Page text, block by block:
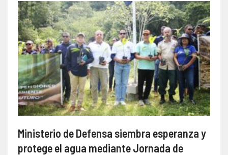
Ministerio de Defensa siembra esperanza y
protege el agua mediante Jornada de